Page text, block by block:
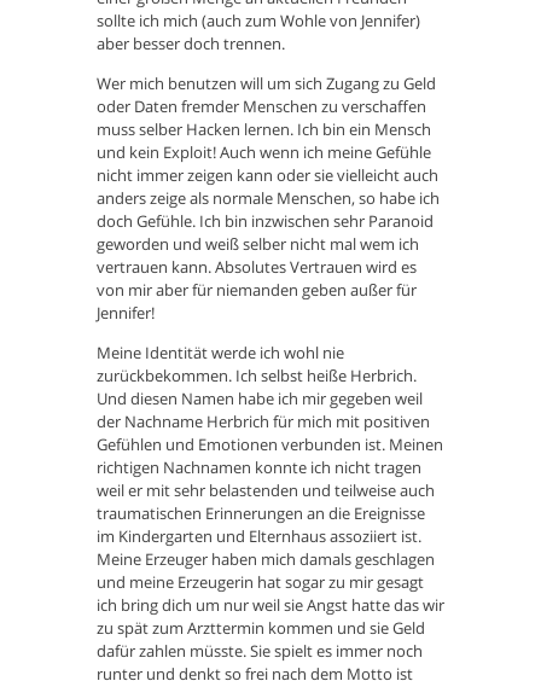
sollte ich mich (auch zum Wohle von Jennifer)
aber besser doch trennen.
Wer mich benutzen will um sich Zugang zu Geld
oder Daten fremder Menschen zu verschaffen
muss selber Hacken lernen. Ich bin ein Mensch
und kein Exploit! Auch wenn ich meine Gefühle
nicht immer zeigen kann oder sie vielleicht auch
anders zeige als normale Menschen, so habe ich
doch Gefühle. Ich bin inzwischen sehr Paranoid
geworden und weiß selber nicht mal wem ich
vertrauen kann. Absolutes Vertrauen wird es
von mir aber für niemanden geben außer für
Jennifer!
Meine Identität werde ich wohl nie
zurückbekommen. Ich selbst heiße Herbrich.
Und diesen Namen habe ich mir gegeben weil
der Nachname Herbrich für mich mit positiven
Gefühlen und Emotionen verbunden ist. Meinen
richtigen Nachnamen konnte ich nicht tragen
weil er mit sehr belastenden und teilweise auch
traumatischen Erinnerungen an die Ereignisse
im Kindergarten und Elternhaus assoziiert ist.
Meine Erzeuger haben mich damals geschlagen
und meine Erzeugerin hat sogar zu mir gesagt
ich bring dich um nur weil sie Angst hatte das wir
zu spät zum Arzttermin kommen und sie Geld
dafür zahlen müsste. Sie spielt es immer noch
runter und denkt so frei nach dem Motto ist